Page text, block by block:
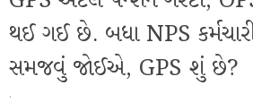
થઈ ગઈ છે. બધા NPS
સમજવું જોઈએ, GPS શું છે?
·